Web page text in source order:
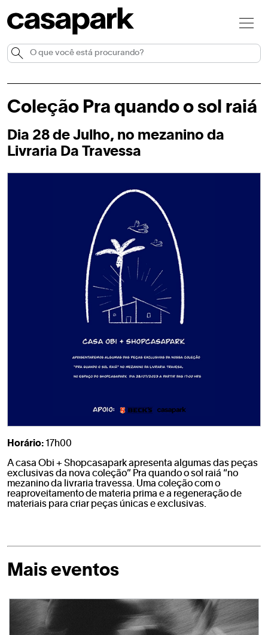
Coleção Pra quando o sol raiá
Dia 28 de Julho, no mezanino da
Livraria Da Travessa
Horário: 17h00
A casa Obi + Shopcasapark apresenta algumas das peças
exclusivas da nova coleção” Pra quando o sol raiá “no
mezanino da livraria travessa. Uma coleção com o
reaproveitamento de materia prima e a regeneração de
materiais para criar peças únicas e exclusivas.
Mais eventos